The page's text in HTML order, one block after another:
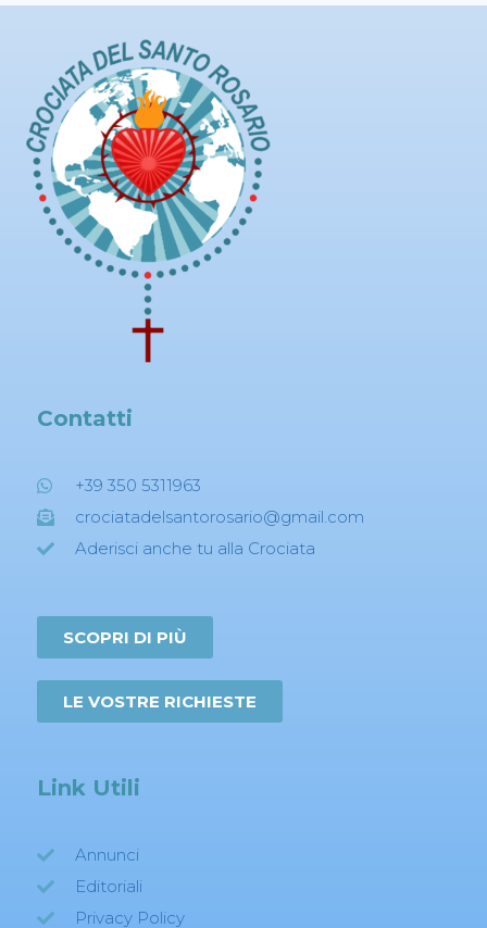
Contatti
+39 350 5311963
crociatadelsantorosario@gmail.com
Aderisci anche tu alla Crociata
SCOPRI DI PIÙ
LE VOSTRE RICHIESTE
Link Utili
Annunci
Editoriali
Privacy Policy